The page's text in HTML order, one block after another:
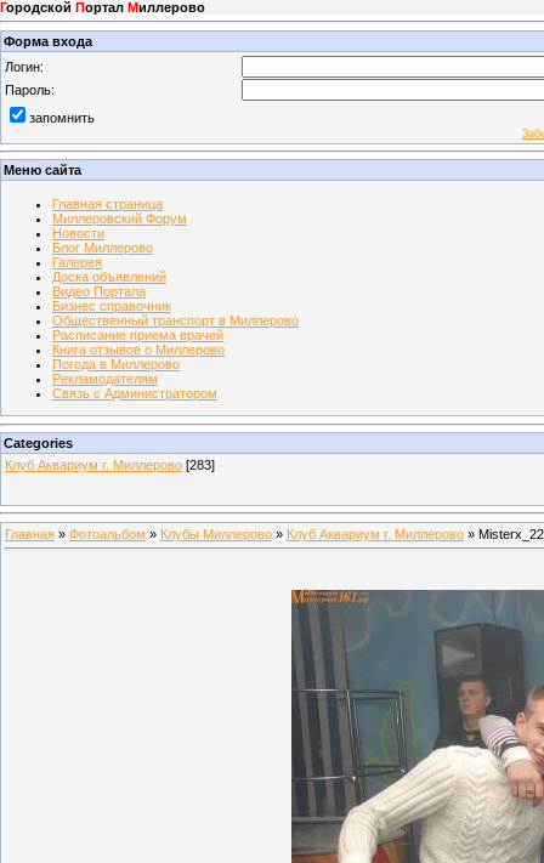
Городской Портал Миллерово
Форма входа
Логин:
Пароль:
запомнить
Меню сайта
Главная страница
Миллеровский Форум
Новости
Блог Миллерово
Галерея
Доска объявлений
Видео Портала
Бизнес справочник
Общественный транспорт в Миллерово
Расписание приема врачей
Книга отзывов о Миллерово
Погода в Миллерово
Рекламодателям
Связь с Администратором
Categories
Клуб Аквариум г. Миллерово [283]
Главная » Фотоальбом » Клубы Миллерово » Клуб Аквариум г. Миллерово » Misterx_22